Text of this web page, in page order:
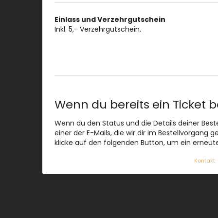
Produkte
Unkategorisierte
Einlass und Verzehrgutschein
Inkl. 5,- Verzehrgutschein.
Wenn du bereits ein Ticket
Wenn du den Status und die Details deiner
einer der E-Mails, die wir dir im Bestellvorgang
klicke auf den folgenden Button, um ein
Kontakt